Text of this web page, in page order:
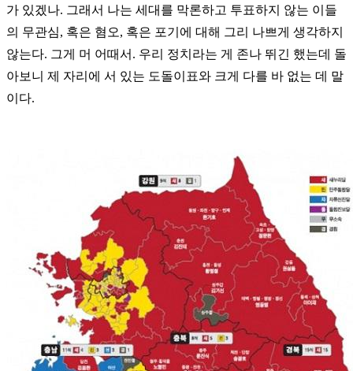
가 있겠나. 그래서 나는 세대를 막론하고 투표하지 않는 이들
의 무관심, 혹은 혐오, 혹은 포기에 대해 그리 나쁘게 생각하지
않는다. 그게 머 어때서. 우리 정치라는 게 존나 뛰긴 했는데 돌
아보니 제 자리에 서 있는 도돌이표와 크게 다를 바 없는 데 말
이다.